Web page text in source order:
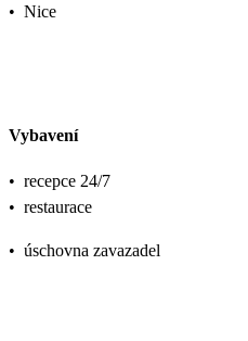
• Nice
Vybavení
• recepce 24/7
• restaurace
• úschovna zavazadel